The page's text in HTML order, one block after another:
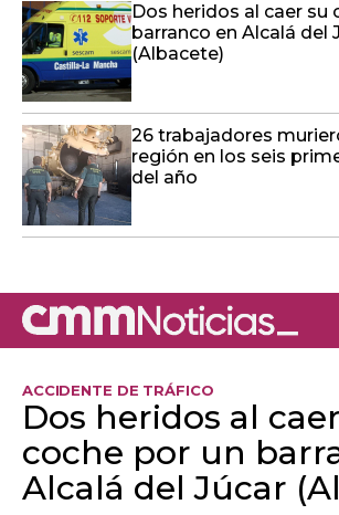
Dos heridos al caer su
barranco en Alcalá del
(Albacete)
26 trabajadores
región en los seis
del año
ACCIDENTE DE TRÁFICO
Dos heridos al
coche por un
Alcalá del Júcar